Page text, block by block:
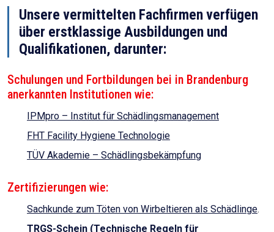
Unsere vermittelten Fachfirmen verfügen
über erstklassige Ausbildungen und
Qualifikationen, darunter:
Schulungen und Fortbildungen bei in Brandenburg
anerkannten Institutionen wie:
IPMpro – Institut für Schädlingsmanagement
FHT Facility Hygiene Technologie
TÜV Akademie – Schädlingsbekämpfung
Zertifizierungen wie:
Sachkunde zum Töten von Wirbeltieren als Schädlinge.
TRGS-Schein (Technische Regeln für